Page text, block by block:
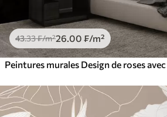
43.33₣/m²26.00 ₣/m²